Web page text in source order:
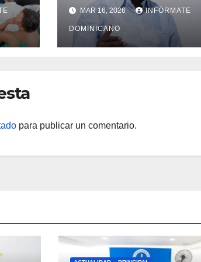
y
terrenos que
garantiza títulos de
propiedad a
familias de la
MAR 16, 2026 INFÓRMATE
DOMINICANO
para publicar un comentario.